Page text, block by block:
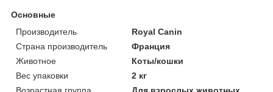
Основные
Производитель
Royal Canin
Страна производитель
Франция
Животное
Коты/кошки
Вес упаковки
2 кг
Возрастная группа
Для взрослых животных